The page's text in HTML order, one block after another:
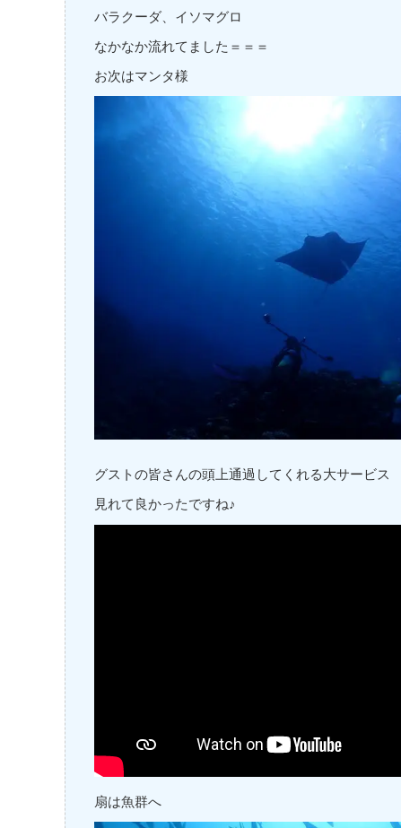
バラクーダ、イソマグロ
なかなか流れてました＝＝＝
お次はマンタ様
グストの皆さんの頭上通過してくれる大サービス
見れて良かったですね♪
扇は魚群へ